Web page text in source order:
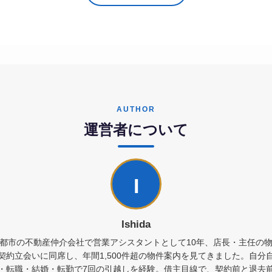
AUTHOR
運営者について
I
Ishida
市の不動産仲介会社で営業アシスタントとして10年、店長・主任の
約立会いに同席し、年間1,500件超の物件案内を見てきました。自分
転職・結婚・転勤で7回の引越しを経験。借主目線で、契約前と退去